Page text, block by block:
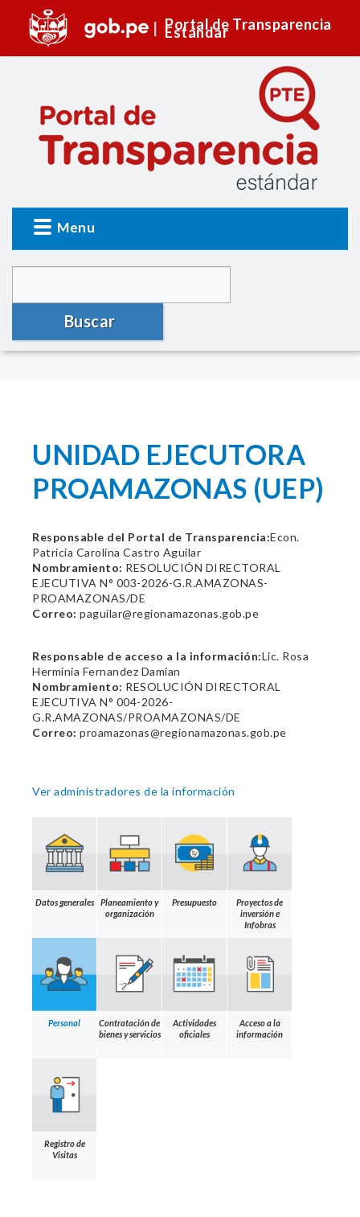
Portal de Transparencia
Estándar
Menu
Buscar
UNIDAD EJECUTORA
PROAMAZONAS (UEP)
Responsable del Portal de Transparencia:Econ.
Patricia Carolina Castro Aguilar
Nombramiento: RESOLUCIÓN DIRECTORAL
EJECUTIVA N° 003-2026-G.R.AMAZONAS-
PROAMAZONAS/DE
Correo: paguilar@regionamazonas.gob.pe
Responsable de acceso a la información:Lic. Rosa
Herminia Fernandez Damian
Nombramiento: RESOLUCIÓN DIRECTORAL
EJECUTIVA N° 004-2026-
G.R.AMAZONAS/PROAMAZONAS/DE
Correo: proamazonas@regionamazonas.gob.pe
Ver administradores de la información
Datos generales
Planeamiento y
organización
Presupuesto
Proyectos de
inversión e
Infobras
Personal
Contratación de
bienes y servicios
Actividades
oficiales
Acceso a la
información
Registro de
Visitas